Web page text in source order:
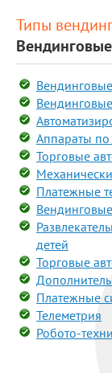
Типы
Аппараты
Торговые
Платежные
детей
Торговые
Платежные
Телеметрия
Робото-